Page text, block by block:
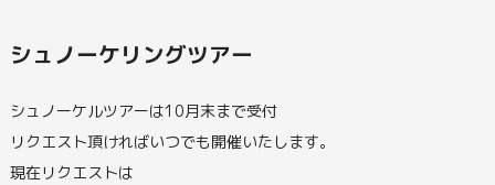
シュノーケリングツアー
シュノーケルツアーは10月末まで受付
リクエスト頂ければいつでも開催いたします。
現在リクエストは